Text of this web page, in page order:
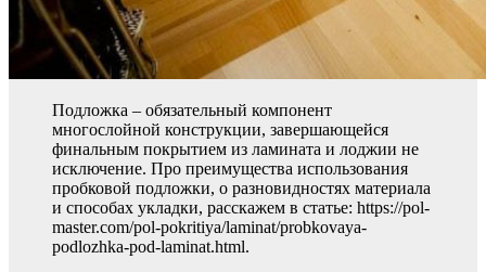
Подложка – обязательный компонент
многослойной конструкции, завершающейся
финальным покрытием из ламината и лоджии не
исключение. Про преимущества использования
пробковой подложки, о разновидностях материала
и способах укладки, расскажем в статье: https://pol-
master.com/pol-pokritiya/laminat/probkovaya-
podlozhka-pod-laminat.html.